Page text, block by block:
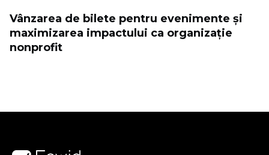
Vânzarea de bilete pentru evenimente și
maximizarea impactului ca organizație
nonprofit